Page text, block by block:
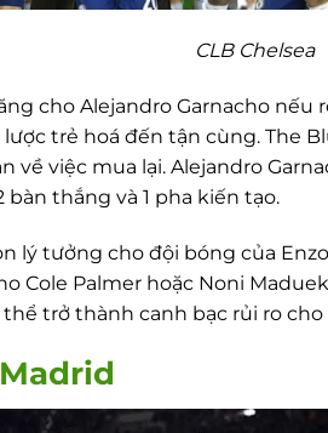
CLB Chelsea
cho Alejandro Garnacho
trẻ hoá đến tận cùng. The
về việc mua lại. Alejandro
bàn thắng và 1 pha kiến tạo.
lý tưởng cho đội bóng của
Cole Palmer hoặc Noni
trở thành canh bạc rủi ro